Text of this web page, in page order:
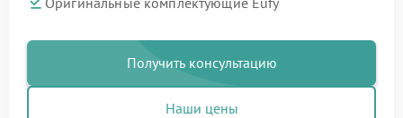
Получить консультацию
Наши цены